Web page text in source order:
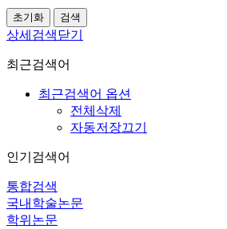
상세검색닫기
최근검색어
최근검색어 옵션
전체삭제
자동저장끄기
인기검색어
통합검색
국내학술논문
학위논문